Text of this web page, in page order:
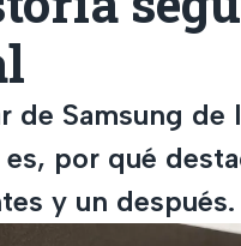
de Samsung
por qué
y un después.